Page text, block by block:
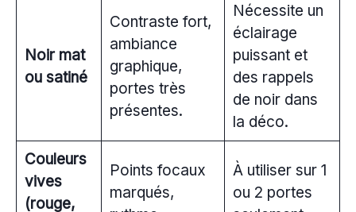
Noir mat
ou satiné
Contraste fort,
ambiance
graphique,
portes très
présentes.
Nécessite un
éclairage
puissant et
des rappels
de noir dans
la déco.
Couleurs
vives
(rouge,
Points focaux
marqués,
À utiliser sur 1
ou 2 portes